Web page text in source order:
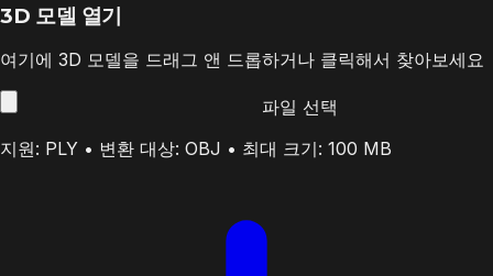
3D 모델 열기
여기에 3D 모델을 드래그 앤 드롭하거나 클릭해서 찾아보세요
파일 선택
지원: PLY • 변환 대상: OBJ • 최대 크기: 100 MB